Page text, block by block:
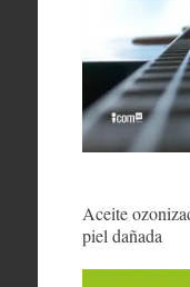
Aceite
piel dañada